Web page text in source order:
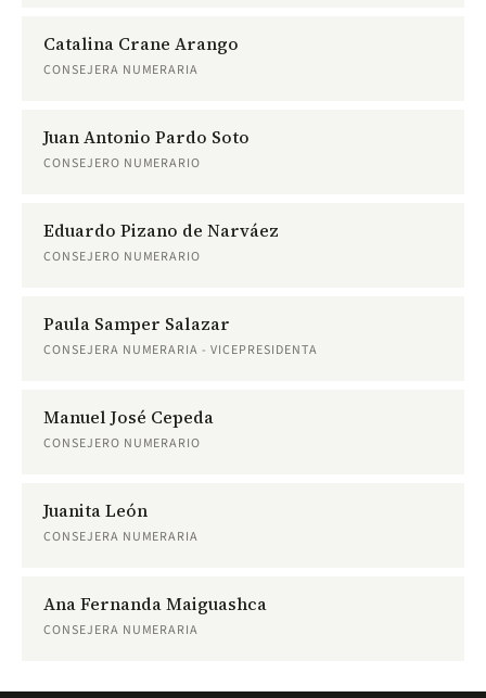
Catalina Crane Arango
CONSEJERA NUMERARIA
Juan Antonio Pardo Soto
CONSEJERO NUMERARIO
Eduardo Pizano de Narváez
CONSEJERO NUMERARIO
Paula Samper Salazar
CONSEJERA NUMERARIA - VICEPRESIDENTA
Manuel José Cepeda
CONSEJERO NUMERARIO
Juanita León
CONSEJERA NUMERARIA
Ana Fernanda Maiguashca
CONSEJERA NUMERARIA